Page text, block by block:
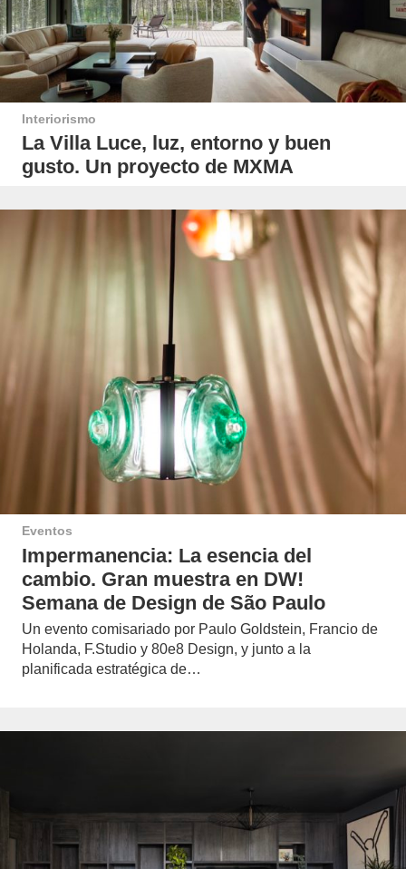
Interiorismo
La Villa Luce, luz, entorno y buen
gusto. Un proyecto de MXMA
Eventos
Impermanencia: La esencia del
cambio. Gran muestra en DW!
Semana de Design de São Paulo
Un evento comisariado por Paulo Goldstein, Francio de
Holanda, F.Studio y 80e8 Design, y junto a la
planificada estratégica de…